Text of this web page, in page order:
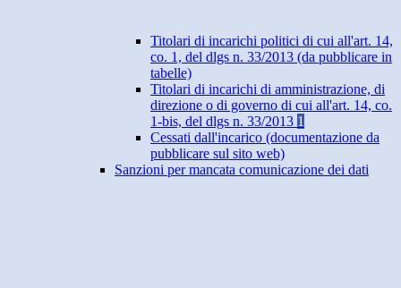
Titolari di incarichi politici di cui all'art. 14,
co. 1, del dlgs n. 33/2013 (da pubblicare in
tabelle)
Titolari di incarichi di amministrazione, di
direzione o di governo di cui all'art. 14, co.
1-bis, del dlgs n. 33/2013 1
Cessati dall'incarico (documentazione da
pubblicare sul sito web)
Sanzioni per mancata comunicazione dei dati